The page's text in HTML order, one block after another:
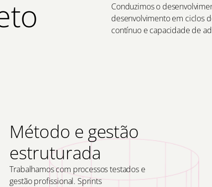
Conduzimos o
desenvolvimento em ciclos
contínuo e capacidade de
Método e gestão
estruturada
Trabalhamos com processos testados e
gestão profissional. Sprints